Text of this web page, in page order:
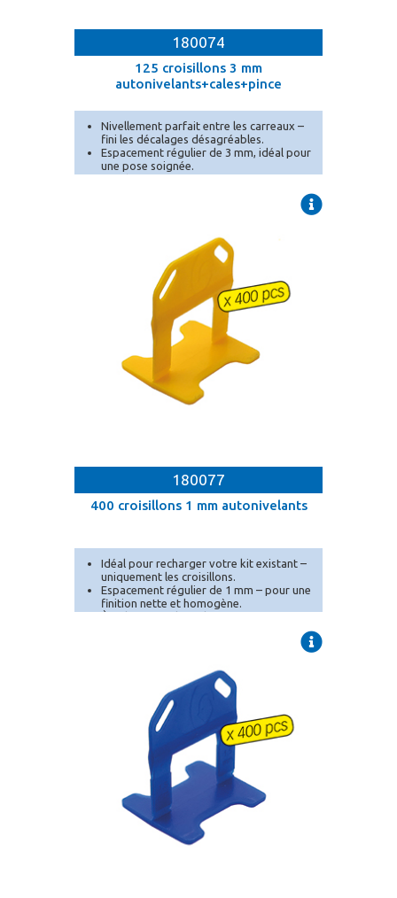
180074
125 croisillons 3 mm
autonivelants+cales+pince
Nivellement parfait entre les carreaux –
fini les décalages désagréables.
Espacement régulier de 3 mm, idéal pour
une pose soignée.
Conditionnement en seau pratique pour
180077
400 croisillons 1 mm autonivelants
Idéal pour recharger votre kit existant –
uniquement les croisillons.
Espacement régulier de 1 mm – pour une
finition nette et homogène.
À utiliser avec les cales et pince